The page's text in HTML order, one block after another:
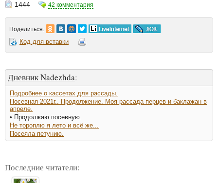
1444 42 комментария
Поделиться:
Код для вставки
Дневник Nadezhda:
Подробнее о кассетах для рассады.
Посевная 2021г.. Продолжение. Моя рассада перцев и баклажан в
апреле.
• Продолжаю посевную.
Не тороплю я лето и всё же...
Посеяла петунию.
Последние читатели: